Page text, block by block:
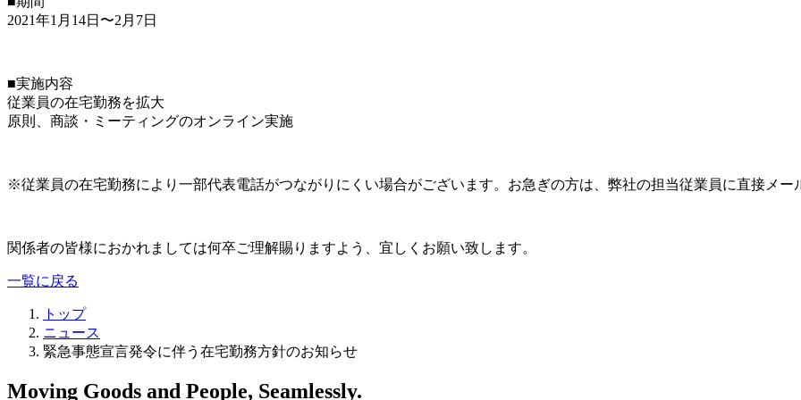
2021年1月14日〜2月7日
■実施内容
従業員の在宅勤務を拡大
原則、商談・ミーティングのオンライン実施
※従業員の在宅勤務により一部代表電話がつながりにくい場合がございます。お急ぎの方は、弊社の担当従業員に直接メー
関係者の皆様におかれましては何卒ご理解賜りますよう、宜しくお願い致します。
一覧に戻る
トップ
ニュース
緊急事態宣言発令に伴う在宅勤務方針のお知らせ
Moving Goods and People, Seamlessly.